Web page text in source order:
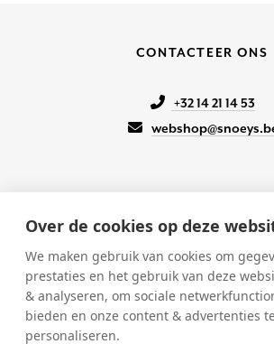
Over de cookies op deze
We maken gebruik van cookies om
prestaties en het gebruik van deze
& analyseren, om sociale
bieden en onze content & advertenties
personaliseren.
CONTACTEER ONS
+32 14 21 14 53
KLANTENSERVICE
Onze winkels
Verkoopsvoorwaarden